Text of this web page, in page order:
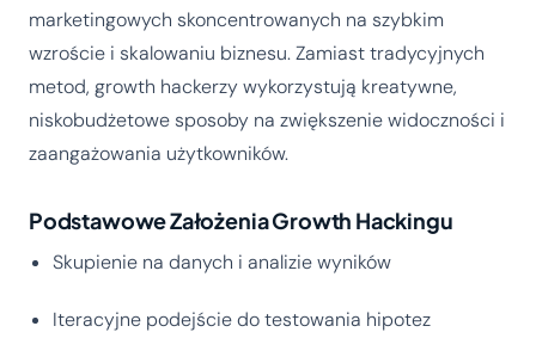
marketingowych skoncentrowanych na szybkim
wzroście i skalowaniu biznesu. Zamiast tradycyjnych
metod, growth hackerzy wykorzystują kreatywne,
niskobudżetowe sposoby na zwiększenie widoczności i
zaangażowania użytkowników.
Podstawowe Założenia Growth Hackingu
Skupienie na danych i analizie wyników
Iteracyjne podejście do testowania hipotez